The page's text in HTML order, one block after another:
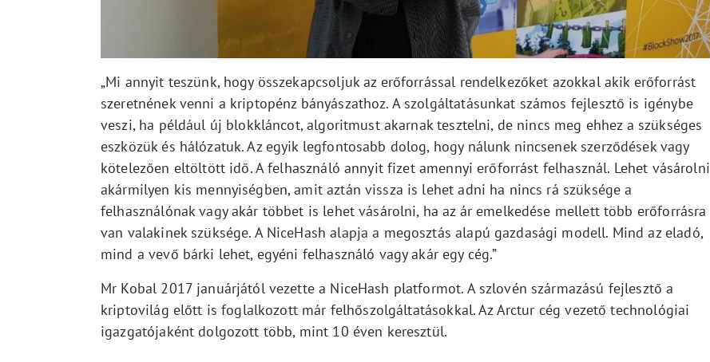
„Mi annyit teszünk, hogy összekapcsoljuk az erőforrással rendelkezőket azokkal akik erőforrást
szeretnének venni a kriptopénz bányászathoz. A szolgáltatásunkat számos fejlesztő is igénybe
veszi, ha például új blokkláncot, algoritmust akarnak tesztelni, de nincs meg ehhez a szükséges
eszközük és hálózatuk. Az egyik legfontosabb dolog, hogy nálunk nincsenek szerződések vagy
kötelezően eltöltött idő. A felhasználó annyit fizet amennyi erőforrást felhasznál. Lehet vásárolni
akármilyen kis mennyiségben, amit aztán vissza is lehet adni ha nincs rá szüksége a
felhasználónak vagy akár többet is lehet vásárolni, ha az ár emelkedése mellett több erőforrásra
van valakinek szüksége. A NiceHash alapja a megosztás alapú gazdasági modell. Mind az eladó,
mind a vevő bárki lehet, egyéni felhasználó vagy akár egy cég.”
Mr Kobal 2017 januárjától vezette a NiceHash platformot. A szlovén származású fejlesztő a
kriptovilág előtt is foglalkozott már felhőszolgáltatásokkal. Az Arctur cég vezető technológiai
igazgatójaként dolgozott több, mint 10 éven keresztül.